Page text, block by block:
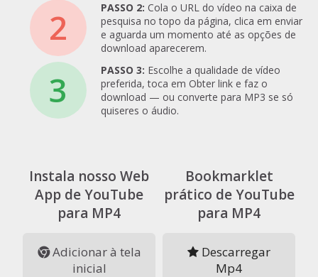
2 PASSO 2: Cola o URL do vídeo na caixa de
pesquisa no topo da página, clica em enviar
e aguarda um momento até as opções de
download aparecerem.
3 PASSO 3: Escolhe a qualidade de vídeo
preferida, toca em Obter link e faz o
download — ou converte para MP3 se só
quiseres o áudio.
Instala nosso Web
App de YouTube
para MP4
Adicionar à tela
inicial
Bookmarklet
prático de YouTube
para MP4
Descarregar
Mp4